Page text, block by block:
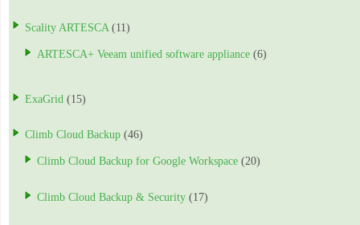
Scality ARTESCA (11)
ARTESCA+ Veeam unified software appliance (6)
ExaGrid (15)
Climb Cloud Backup (46)
Climb Cloud Backup for Google Workspace (20)
Climb Cloud Backup & Security (17)